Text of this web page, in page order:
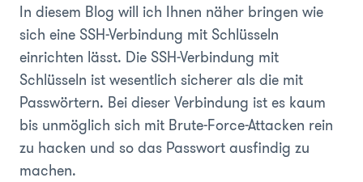
In diesem Blog will ich Ihnen näher bringen wie
sich eine SSH-Verbindung mit Schlüsseln
einrichten lässt. Die SSH-Verbindung mit
Schlüsseln ist wesentlich sicherer als die mit
Passwörtern. Bei dieser Verbindung ist es kaum
bis unmöglich sich mit Brute-Force-Attacken rein
zu hacken und so das Passwort ausfindig zu
machen.